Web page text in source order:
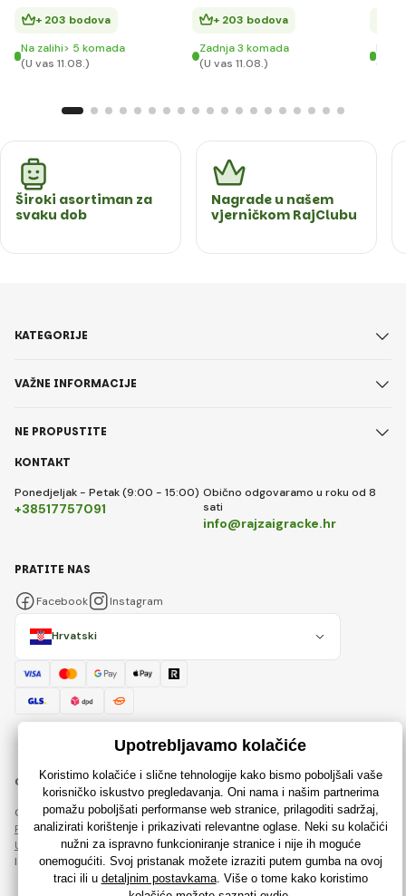
+ 203 bodova
Na zalihi> 5 komada
(U vas 11.08.)
+ 203 bodova
Zadnja 3 komada
(U vas 11.08.)
Na
(U
Široki asortiman za
svaku dob
Nagrade u našem
vjerničkom RajClubu
KONTAKT
Ponedjeljak - Petak (9:00 - 15:00)
+38517757091
Obično odgovaramo u roku od 8
sati
info@rajzaigracke.hr
KATEGORIJE
VAŽNE INFORMACIJE
NE PROPUSTITE
Hrvatski
PRATITE NAS
Facebook Instagram
© 2018 - 2026 Rajzaigracke.hr, Sva prava pridržana
Ova stranica je zaštićena reCAPTCHA-om i primjenjuju se
Pravila o zaštiti osobnih podatakatvrtke Google i njihova
Ugovorni uvjeti .
Izrada učinkovitih internetskih trgovina odRIESENIA